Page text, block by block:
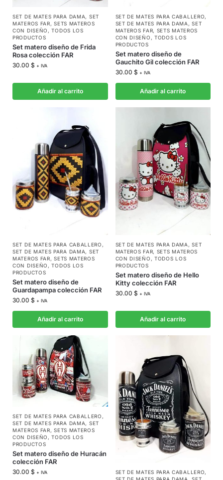
SET DE MATES PARA DAMA, SET
MATEROS FAR,SETS MATEROS
CON DISEÑO ,TODOS LOS
PRODUCTOS
Set matero diseño de Frida
Rosa colección FAR
30.00 $ + IVA
Añadir al carrito
SET DE MATES PARA CABALLERO,
SET DE MATES PARA DAMA ,SET
MATEROS FAR, SETS MATEROS
CON DISEÑO , TODOS LOS
PRODUCTOS
Set matero diseño de
Gauchito Gil colección FAR
30.00 $ + IVA
Añadir al carrito
SET DE MATES PARA CABALLERO ,
SET DE MATES PARA DAMA, SET
MATEROS FAR,SETS MATEROS
CON DISEÑO ,TODOS LOS
PRODUCTOS
Set matero diseño de
Guardapampa colección FAR
30.00 $ + IVA
Añadir al carrito
SET DE MATES PARA DAMA ,SET
MATEROS FAR, SETS MATEROS
CON DISEÑO , TODOS LOS
PRODUCTOS
Set matero diseño de Hello
Kitty colección FAR
30.00 $ + IVA
Añadir al carrito
SET DE MATES PARA CABALLERO ,
SET DE MATES PARA DAMA, SET
MATEROS FAR,SETS MATEROS
CON DISEÑO ,TODOS LOS
PRODUCTOS
Set matero diseño de Huracán
colección FAR
30.00 $ + IVA SET DE MATES PARA CABALLERO,